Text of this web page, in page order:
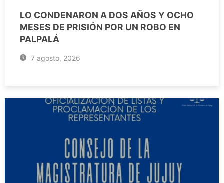
LO CONDENARON A DOS AÑOS Y OCHO
MESES DE PRISIÓN POR UN ROBO EN
PALPALÁ
7 agosto, 2026